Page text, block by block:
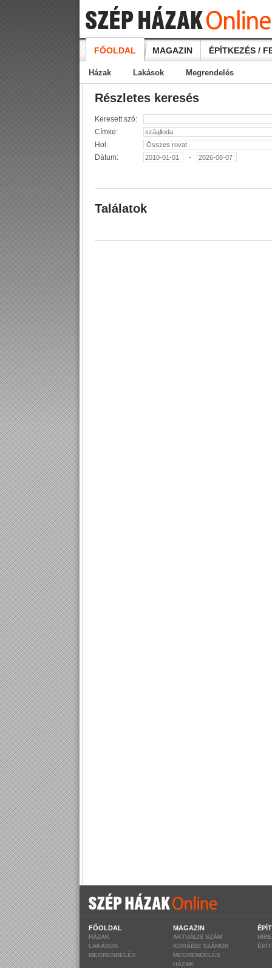
FŐOLDAL MAGAZIN ÉPÍTKEZÉS /
Házak Lakások Megrendelés
Részletes keresés
Keresett szó:
Címke:
Hol:
Dátum:
-
Találatok
FŐOLDAL
HÁZAK
LAKÁSOK
MEGRENDELÉS
MAGAZIN
AKTUÁLIS SZÁM
KORÁBBI SZÁMOK
MEGRENDELÉS
HÁZAK